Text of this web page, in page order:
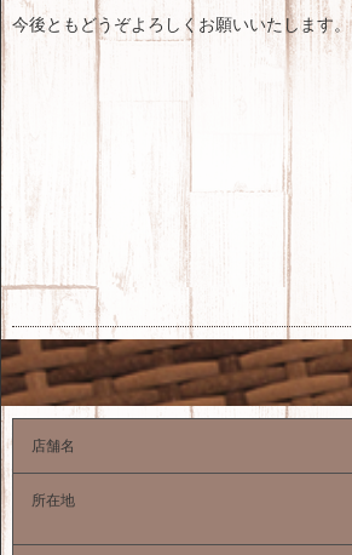
今後ともどうぞよろしくお願いいたします。
店舗名
所在地